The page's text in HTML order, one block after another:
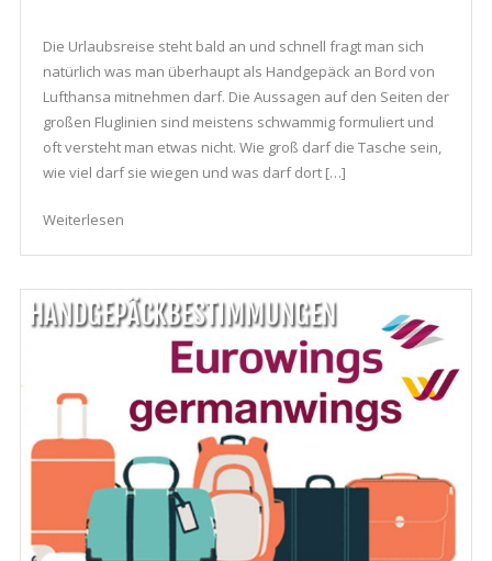
Die Urlaubsreise steht bald an und schnell fragt man sich
natürlich was man überhaupt als Handgepäck an Bord von
Lufthansa mitnehmen darf. Die Aussagen auf den Seiten der
großen Fluglinien sind meistens schwammig formuliert und
oft versteht man etwas nicht. Wie groß darf die Tasche sein,
wie viel darf sie wiegen und was darf dort […]
Weiterlesen